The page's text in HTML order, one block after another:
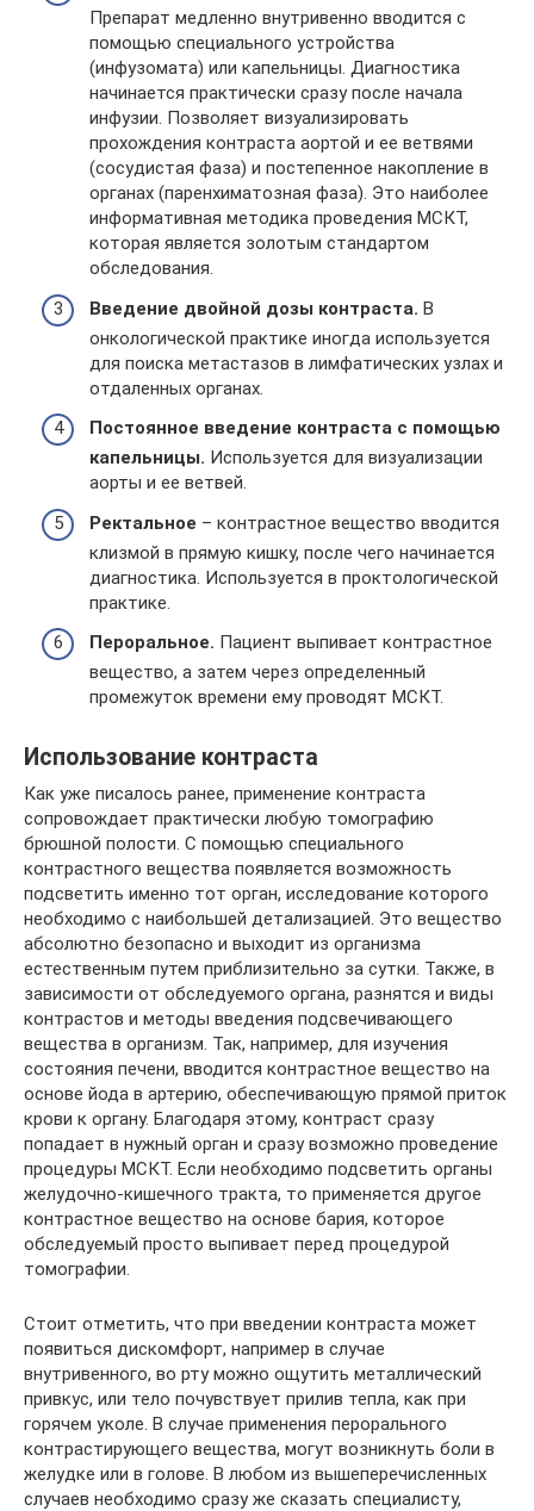
Препарат медленно внутривенно вводится с
помощью специального устройства
(инфузомата) или капельницы. Диагностика
начинается практически сразу после начала
инфузии. Позволяет визуализировать
прохождения контраста аортой и ее ветвями
(сосудистая фаза) и постепенное накопление в
органах (паренхиматозная фаза). Это наиболее
информативная методика проведения МСКТ,
которая является золотым стандартом
обследования.
Введение двойной дозы контраста. В
онкологической практике иногда используется
для поиска метастазов в лимфатических узлах и
отдаленных органах.
Постоянное введение контраста с помощью
капельницы. Используется для визуализации
аорты и ее ветвей.
Ректальное – контрастное вещество вводится
клизмой в прямую кишку, после чего начинается
диагностика. Используется в проктологической
практике.
Пероральное. Пациент выпивает контрастное
вещество, а затем через определенный
промежуток времени ему проводят МСКТ.
Использование контраста
Как уже писалось ранее, применение контраста
сопровождает практически любую томографию
брюшной полости. С помощью специального
контрастного вещества появляется возможность
подсветить именно тот орган, исследование которого
необходимо с наибольшей детализацией. Это вещество
абсолютно безопасно и выходит из организма
естественным путем приблизительно за сутки. Также, в
зависимости от обследуемого органа, разнятся и виды
контрастов и методы введения подсвечивающего
вещества в организм. Так, например, для изучения
состояния печени, вводится контрастное вещество на
основе йода в артерию, обеспечивающую прямой приток
крови к органу. Благодаря этому, контраст сразу
попадает в нужный орган и сразу возможно проведение
процедуры МСКТ. Если необходимо подсветить органы
желудочно-кишечного тракта, то применяется другое
контрастное вещество на основе бария, которое
обследуемый просто выпивает перед процедурой
томографии.
Стоит отметить, что при введении контраста может
появиться дискомфорт, например в случае
внутривенного, во рту можно ощутить металлический
привкус, или тело почувствует прилив тепла, как при
горячем уколе. В случае применения перорального
контрастирующего вещества, могут возникнуть боли в
желудке или в голове. В любом из вышеперечисленных
случаев необходимо сразу же сказать специалисту,